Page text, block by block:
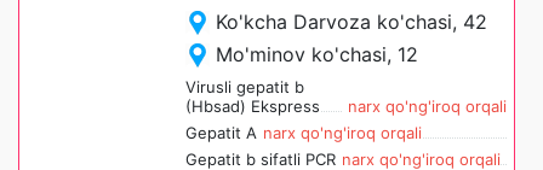
Ko'kcha Darvoza ko'chasi, 42
Mo'minov ko'chasi, 12
Virusli gepatit b
(Hbsad) Ekspress
narx qo'ng'iroq orqali
Gepatit A narx qo'ng'iroq orqali
Gepatit b sifatli PCR narx qo'ng'iroq orqali